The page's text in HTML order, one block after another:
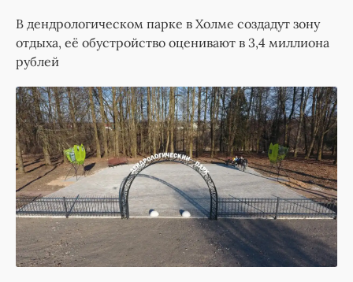
В дендрологическом парке в Холме создадут зону
отдыха, её обустройство оценивают в 3,4 миллиона
рублей